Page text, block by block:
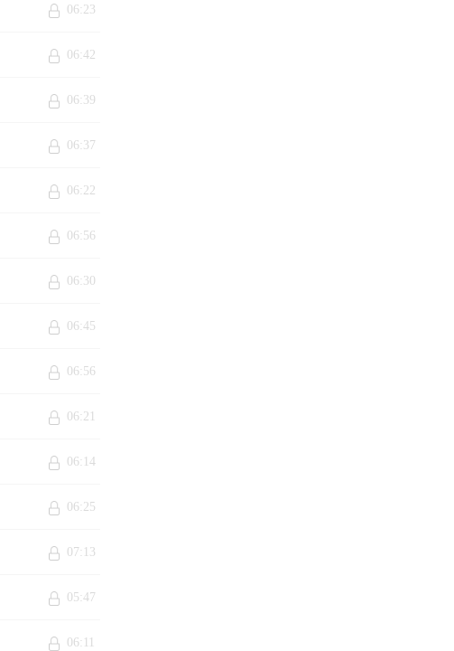
06:23
06:42
06:39
06:37
06:22
06:56
06:30
06:45
06:56
06:21
06:14
06:25
07:13
05:47
06:11